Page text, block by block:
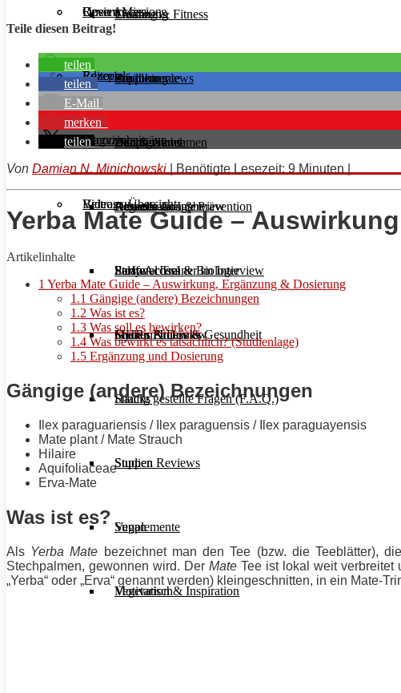
Unsere Mission
Ernährung
Supplemente
Training & Fitness
Ernährung
Diät & Abnehmen
Regeneration & Prävention
Stoffwechsel & Biologie
Frauen Fitness & Gesundheit
Häufig gestellte Fragen (F.A.Q.)
Studien Reviews
Supplemente
Motivation & Inspiration
Reviews
Produktreviews
Buchreviews
Rezepte
Hauptgerichte
Desserts
Salate
Shakes & Drinks
Snacks
Suppen
Vegan
Vegetarisch
Interviews
Athleten im Interview
Personal Trainer im Interview
Gym im Interview
Videos
Open Access
Editorials
Magazinbeiträge
Aktuelle Ausgabe
Early Access
MHRx Archiv
Beitrags-Übersicht
Teile diesen Beitrag!
teilen
teilen
E-Mail
merken
teilen
Von Damian N. Minichowski | Benötigte Lesezeit: 9 Minuten |
Yerba Mate Guide –
Artikelinhalte
1 Yerba Mate Guide – Auswirkung, Ergänzung & Dosierung
1.1 Gängige (andere) Bezeichnungen
1.2 Was ist es?
1.3 Was soll es bewirken?
1.4 Was bewirkt es tatsächlich? (Studienlage)
1.5 Ergänzung und Dosierung
Gängige (andere) Bezeichnungen
Ilex paraguariensis / Ilex paraguensis / Ilex paraguayensis
Mate plant / Mate Strauch
Hilaire
Aquifoliaceae
Erva-Mate
Was ist es?
Als Yerba Mate bezeichnet man den Tee (bzw. die Teeblätter),
Stechpalmen, gewonnen wird. Der Mate Tee ist lokal weit verbreitet
„Yerba“ oder „Erva“ genannt werden) kleingeschnitten, in ein Mate-